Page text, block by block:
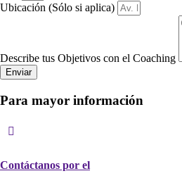
Ubicación (Sólo si aplica)
Describe tus Objetivos con el Coaching
Enviar
Para mayor información
Contáctanos por el